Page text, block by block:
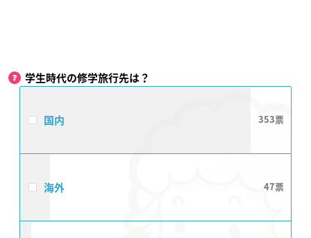
学生時代の修学旅行先は？
国内 353
海外 47